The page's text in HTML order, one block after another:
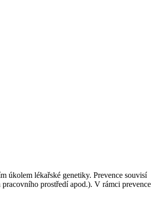
úkolem lékařské genetiky. Prevence souvisí
prostředí apod.). V rámci prevence